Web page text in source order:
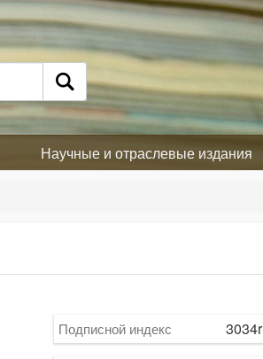
Научные и отраслевые издания
Подписной индекс 3034r